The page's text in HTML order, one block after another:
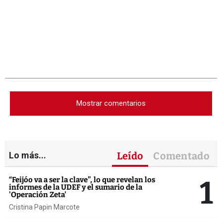
Mostrar comentarios
Lo más... Leído Comentado
“Feijóo va a ser la clave”, lo que revelan los
informes de la UDEF y el sumario de la
'Operación Zeta'
Cristina Papin Marcote 1